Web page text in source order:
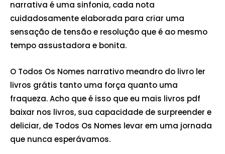
narrativa é uma sinfonia, cada nota
cuidadosamente elaborada para criar uma
sensação de tensão e resolução que é ao mesmo
tempo assustadora e bonita.
O Todos Os Nomes narrativo meandro do livro ler
livros grátis tanto uma força quanto uma
fraqueza. Acho que é isso que eu mais livros pdf
baixar nos livros, sua capacidade de surpreender e
deliciar, de Todos Os Nomes levar em uma jornada
que nunca esperávamos.